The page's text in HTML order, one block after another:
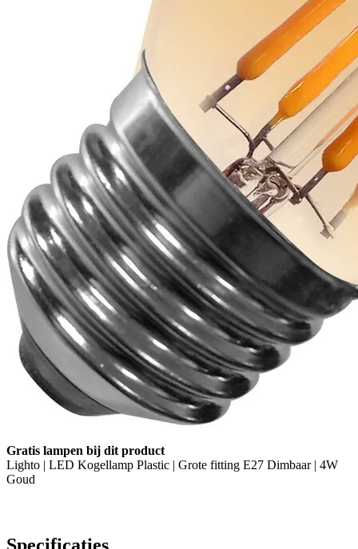
Gratis lampen bij dit product
Lighto | LED Kogellamp Plastic | Grote fitting E27 Dimbaar | 4W
Goud
Specificaties